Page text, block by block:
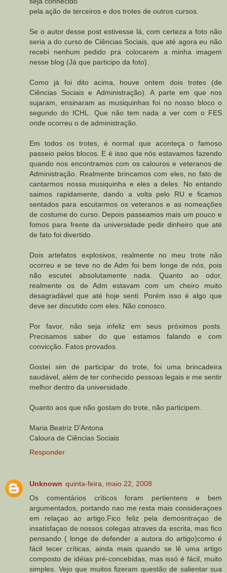
pela ação de terceiros e dos trotes de outros cursos.
Se o autor desse post estivesse lá, com certeza a foto não
seria a do curso de Ciências Sociais, que até agora eu não
recebi nenhum pedido pra colocarem a minha imagem
nesse blog (Já que participo da foto).
Como já foi dito acima, houve ontem dois trotes (de
Ciências Sociais e Administração). A parte em que nos
sujaram, ensinaram as musiquinhas foi no nosso bloco o
segundo do ICHL. Que não tem nada a ver com o FES
onde ocorreu o de administração.
Em todos os trotes, é normal que aconteça o famoso
passeio pelos blocos. E é isso que nós estavamos fazendo
quando nos encontramos com os calouros e veteranos de
Administração. Realmente brincamos com eles, no fato de
cantarmos nossa musiquinha e eles a deles. No entando
saimos rapidamente, dando a volta pelo RU e ficamos
sentados para escutarmos os veteranos e as nomeações
de costume do curso. Depois passeamos mais um pouco e
fomos para frente da universidade pedir dinheiro que até
de fato foi divertido.
Dois artefatos explosivos, realmente no meu trote não
ocorreu e se teve no de Adm foi bem longe de nós, pois
não escutei absolutamente nada. Quanto ao odor,
realmente os de Adm estavam com um cheiro muito
desagradável que até hoje senti. Porém isso é algo que
deve ser discutido com eles. Não conosco.
Por favor, não seja infeliz em seus próximos posts.
Precisamos saber do que estamos falando e com
convicção. Fatos provados.
Gostei sim de participar do trote, foi uma brincadeira
saudável, além de ter conhecido pessoas legais e me sentir
melhor dentro da universidade.
Quanto aos que não gostam do trote, não participem.
Maria Beatriz D'Antona
Caloura de Ciências Sociais
Responder
Unknown quinta-feira, maio 22, 2008
Os comentários críticos foram pertientens e bem
argumentados, portando nao me resta mais consideraçoes
em relaçao ao artigo.Fico feliz pela demosntraçao de
insatisfaçao de nossos colegas atraves da escrita, mas fico
pensando ( longe de defender a autora do artigo)como é
fácil tecer críticas, ainda mais quando se lê uma artigo
composto de idéias pré-concebidas, mas issó é fácil, muito
simples. Vejo que muitos fizeram questão de salientar sua